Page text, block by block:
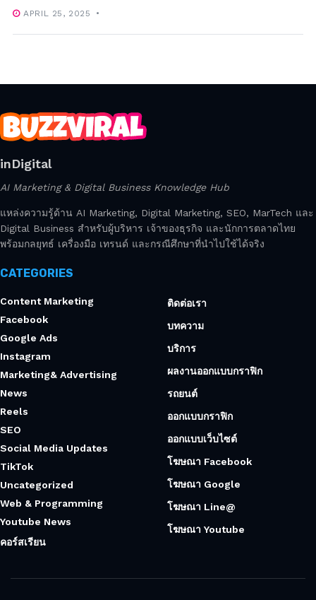
APRIL 25, 2025
inDigital
AI Marketing & Digital Business Knowledge Hub
แหล่งความรู้ด้าน AI Marketing, Digital Marketing, SEO, MarTech และ
Digital Business สำหรับผู้บริหาร เจ้าของธุรกิจ และนักการตลาดไทย
พร้อมกลยุทธ์ เครื่องมือ เทรนด์ และกรณีศึกษาที่นำไปใช้ได้จริง
CATEGORIES
Content Marketing
Facebook
Google Ads
Instagram
Marketing& Advertising
News
Reels
SEO
Social Media Updates
TikTok
Uncategorized
Web & Programming
Youtube News
คอร์สเรียน
ติดต่อเรา
บทความ
บริการ
ผลงานออกแบบกราฟิก
รถยนต์
ออกแบบกราฟิก
ออกแบบเว็บไซต์
โฆษณา Facebook
โฆษณา Google
โฆษณา Line@
โฆษณา Youtube